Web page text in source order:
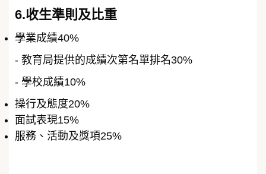
6.收生準則及比重
學業成績40%
- 教育局提供的成績次第名單排名30%
- 學校成績10%
操行及態度20%
面試表現15%
服務、活動及獎項25%